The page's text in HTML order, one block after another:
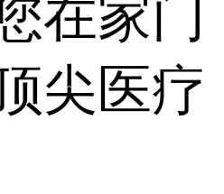
在家门
尖医疗